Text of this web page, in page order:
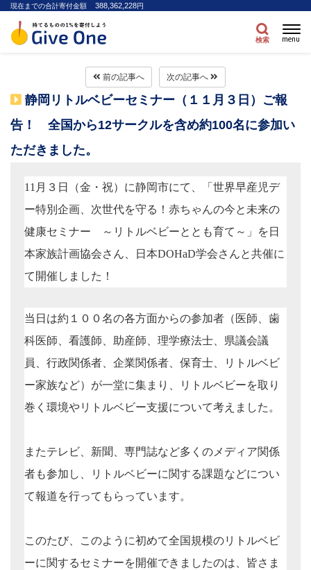
現在までの合計寄付金額 388,362,228円
検索 menu
前の記事へ 次の記事へ
静岡リトルベビーセミナー（１１月３日）ご報
告！ 全国から12サークルを含め約100名に参加い
ただきました。
11 月３日（金・祝）に静岡市にて、「世界早産児デ
ー特別企画、次世代を守る！赤ちゃんの今と未来の
健康セミナー ～リトルベビーととも育て～」を日
本家族計画協会さん、日本DOHaD学会さんと共催に
て開催しました！
当日は約１００名の各方面からの参加者（医師、歯
科医師、看護師、助産師、理学療法士、県議会議
員、行政関係者、企業関係者、保育士、リトルベビ
ー家族など）が一堂に集まり、リトルベビーを取り
巻く環境やリトルベビー支援について考えました。
またテレビ、新聞、専門誌など多くのメディア関係
者も参加し、リトルベビーに関する課題などについ
て報道を行ってもらっています。
このたび、このように初めて全国規模のリトルベビ
ーに関するセミナーを開催できましたのは、皆さま